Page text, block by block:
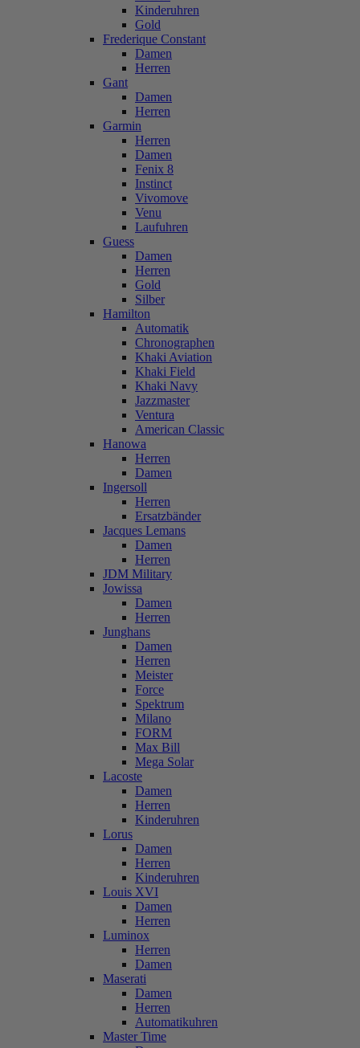
Kinderuhren
Gold
Frederique Constant
Damen
Herren
Gant
Damen
Herren
Garmin
Herren
Damen
Fenix 8
Instinct
Vivomove
Venu
Laufuhren
Guess
Damen
Herren
Gold
Silber
Hamilton
Automatik
Chronographen
Khaki Aviation
Khaki Field
Khaki Navy
Jazzmaster
Ventura
American Classic
Hanowa
Herren
Damen
Ingersoll
Herren
Ersatzbänder
Jacques Lemans
Damen
Herren
JDM Military
Jowissa
Damen
Herren
Junghans
Damen
Herren
Meister
Force
Spektrum
Milano
FORM
Max Bill
Mega Solar
Lacoste
Damen
Herren
Kinderuhren
Lorus
Damen
Herren
Kinderuhren
Louis XVI
Damen
Herren
Luminox
Herren
Damen
Maserati
Damen
Herren
Automatikuhren
Master Time